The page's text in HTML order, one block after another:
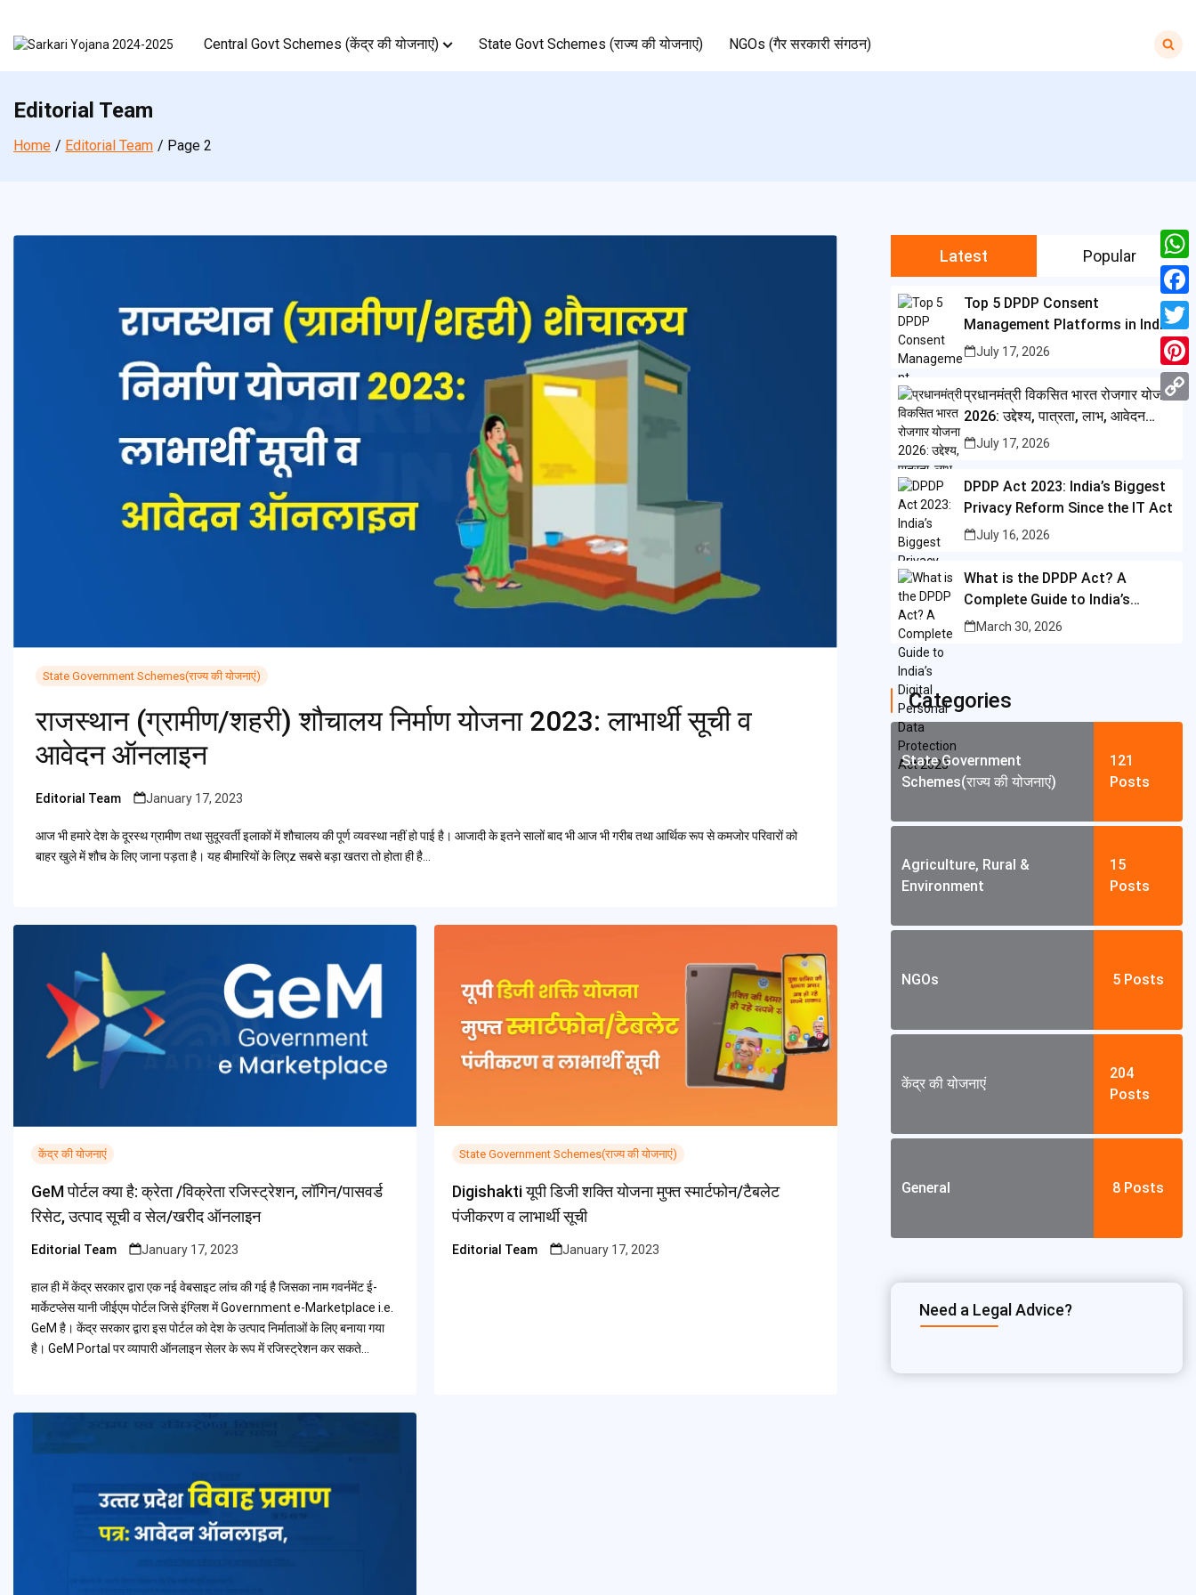
content
Central Govt Schemes (केंद्र की योजनाएं) State Govt Schemes (राज्य की योजनाएं) NGOs (गैर सरकारी संगठन)
Search
for:
Editorial Team
Home Editorial Team Page 2
State Government Schemes(राज्य की योजनाएं)
राजस्थान (ग्रामीण/शहरी) शौचालय निर्माण योजना 2023: लाभार्थी सूची व
आवेदन ऑनलाइन
Posted
Editorial Team January 17, 2023
आज भी हमारे देश के दूरस्थ ग्रामीण तथा सुदूरवर्ती इलाकों में शौचालय की पूर्ण व्यवस्था नहीं हो पाई है। आजादी के इतने सालों बाद भी आज भी गरीब तथा आर्थिक रूप से कमजोर परिवारों को
बाहर खुले में शौच के लिए जाना पड़ता है। यह बीमारियों के लिएz सबसे बड़ा खतरा तो होता ही है…
केंद्र की योजनाएं
GeM पोर्टल क्या है: क्रेता /विक्रेता रजिस्ट्रेशन, लॉगिन/पासवर्ड
रिसेट, उत्पाद सूची व सेल/खरीद ऑनलाइन
Posted
Editorial Team January 17, 2023
हाल ही में केंद्र सरकार द्वारा एक नई वेबसाइट लांच की गई है जिसका नाम गवर्नमेंट ई-
मार्केटप्लेस यानी जीईएम पोर्टल जिसे इंग्लिश में Government e-Marketplace i.e.
GeM है। केंद्र सरकार द्वारा इस पोर्टल को देश के उत्पाद निर्माताओं के लिए बनाया गया
है। GeM Portal पर व्यापारी ऑनलाइन सेलर के रूप में रजिस्ट्रेशन कर सकते…
State Government Schemes(राज्य की योजनाएं)
Digishakti यूपी डिजी शक्ति योजना मुफ्त स्मार्टफोन/टैबलेट
पंजीकरण व लाभार्थी सूची
Posted
Editorial Team January 17, 2023
Latest Popular
Top 5 DPDP Consent
Management Platforms in India
July 17, 2026
प्रधानमंत्री विकसित भारत रोजगार योजना
2026: उद्देश्य, पात्रता, लाभ, आवेदन
प्रक्रिया और पूरी जानकारी
July 17, 2026
DPDP Act 2023: India’s Biggest
Privacy Reform Since the IT Act
July 16, 2026
What is the DPDP Act? A
Complete Guide to India’s
Digital Personal Data
March 30, 2026
Categories
State Government
Schemes(राज्य की योजनाएं)
121
Posts
Agriculture, Rural &
Environment
15
Posts
NGOs 5 Posts
केंद्र की योजनाएं
204
Posts
General 8 Posts
Need a Legal Advice?
W
h
a
t
s
F
a
c
e
o
k
T
w
i
e
r
P
e